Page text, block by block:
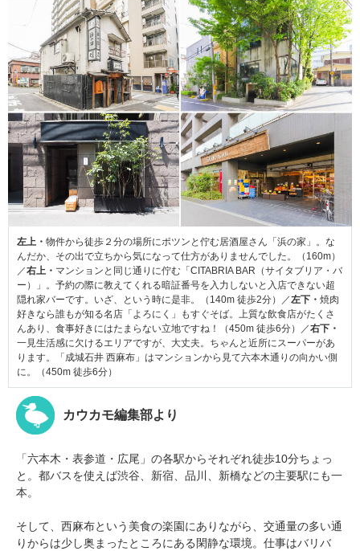
左上・ 物件から徒歩２分の場所にポツンと佇む居酒屋さん「浜の家」。な
んだか、その出で立ちから気になって仕方がありませんでした。（160m）
／右上・ マンションと同じ通りに佇む「CITABRIA BAR（サイタブリア・バ
ー）」。予約の際に教えてくれる暗証番号を入力しないと入店できない超
隠れ家バーです。いざ、という時に是非。（140m 徒歩2分）／左下・ 焼肉
好きなら誰もが知る名店「よろにく」もすぐそば。上質な飲食店がたくさ
んあり、食事好きにはたまらない立地ですね！（450m 徒歩6分）／右下・
一見生活感に欠けるエリアですが、大丈夫。ちゃんと近所にスーパーがあ
ります。「成城石井 西麻布」はマンションから見て六本木通りの向かい側
に。（450m 徒歩6分）
カウカモ編集部より
「六本木・表参道・広尾」の各駅からそれぞれ徒歩10分ちょっ
と。都バスを使えば渋谷、新宿、品川、新橋などの主要駅にも一
本。
そして、西麻布という美食の楽園にありながら、交通量の多い通
りからは少し奥まったところにある閑静な環境。仕事はバリバ